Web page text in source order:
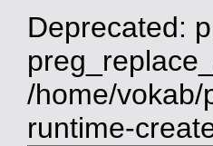
Deprecated:
/home/
runtime-